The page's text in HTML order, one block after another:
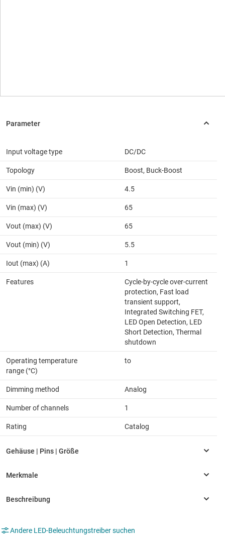
Input voltage type DC/DC
Topology Boost, Buck-Boost
Vin (min) (V) 4.5
Vin (max) (V) 65
Vout (max) (V) 65
Vout (min) (V) 5.5
Iout (max) (A) 1
Features
Cycle-by-cycle over-current
protection, Fast load
transient support,
Integrated Switching FET,
LED Open Detection, LED
Short Detection, Thermal
shutdown
Operating temperature
range (°C)
to
Dimming method Analog
Number of channels 1
Rating Catalog
Andere LED-Beleuchtungstreiber suchen